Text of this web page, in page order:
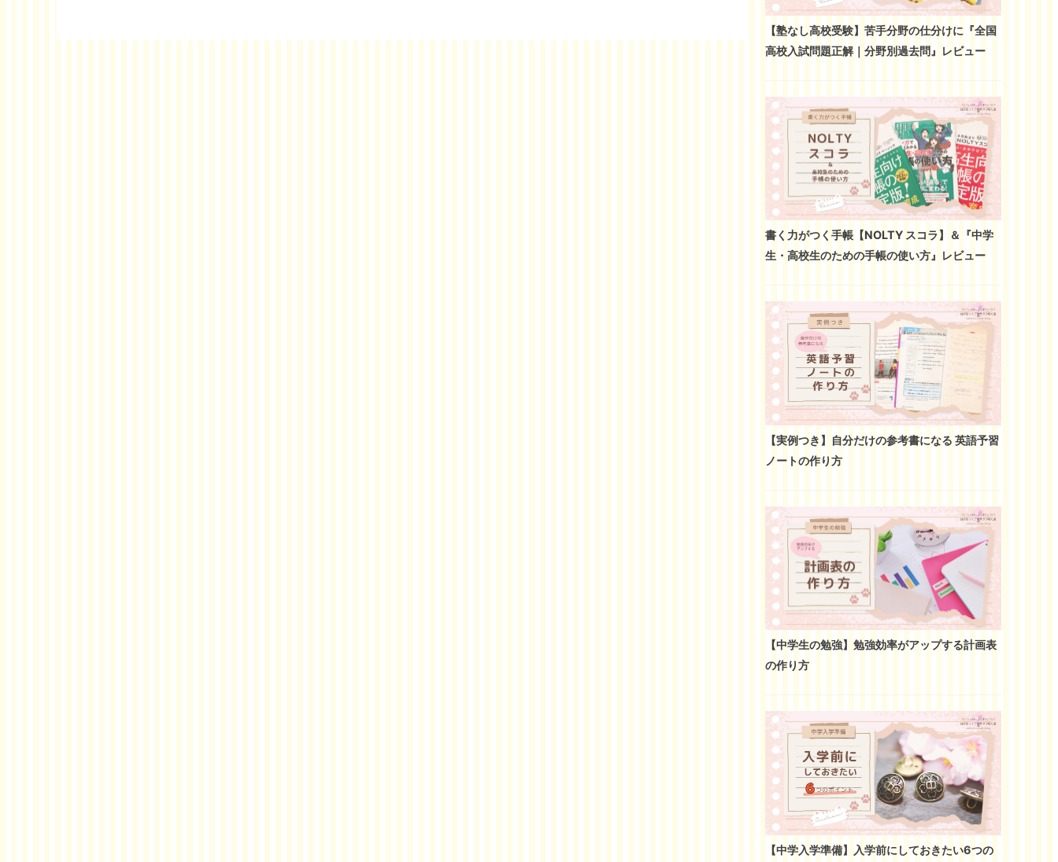
【塾なし高校受験】苦手分野の仕分けに『全国
高校入試問題正解｜分野別過去問』レビュー
書く力がつく手帳【NOLTY スコラ】＆『中学
生・高校生のための手帳の使い方』レビュー
【実例つき】自分だけの参考書になる 英語予習
ノートの作り方
【中学生の勉強】勉強効率がアップする計画表
の作り方
【中学入学準備】入学前にしておきたい6つの